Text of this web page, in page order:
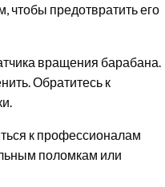
чтобы предотвратить его
вращения барабана.
Обратитесь к
к профессионалам
поломкам или